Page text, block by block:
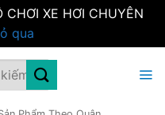
XE HƠI CHUYÊN
qua